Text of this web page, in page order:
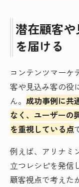
潜在顧客
を届ける
コンテンツマーケ
客や見込み客の役
ん。 成功事例に共
なく、ユーザーの
を重視している点
例えば、アリナミ
立つレシピを発信
顧客視点で考えた